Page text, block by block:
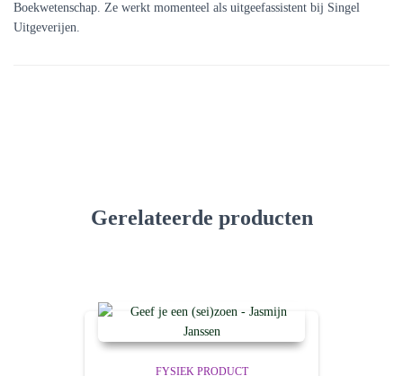
Boekwetenschap. Ze werkt momenteel als uitgeefassistent bij Singel
Uitgeverijen.
Gerelateerde producten
FYSIEK PRODUCT